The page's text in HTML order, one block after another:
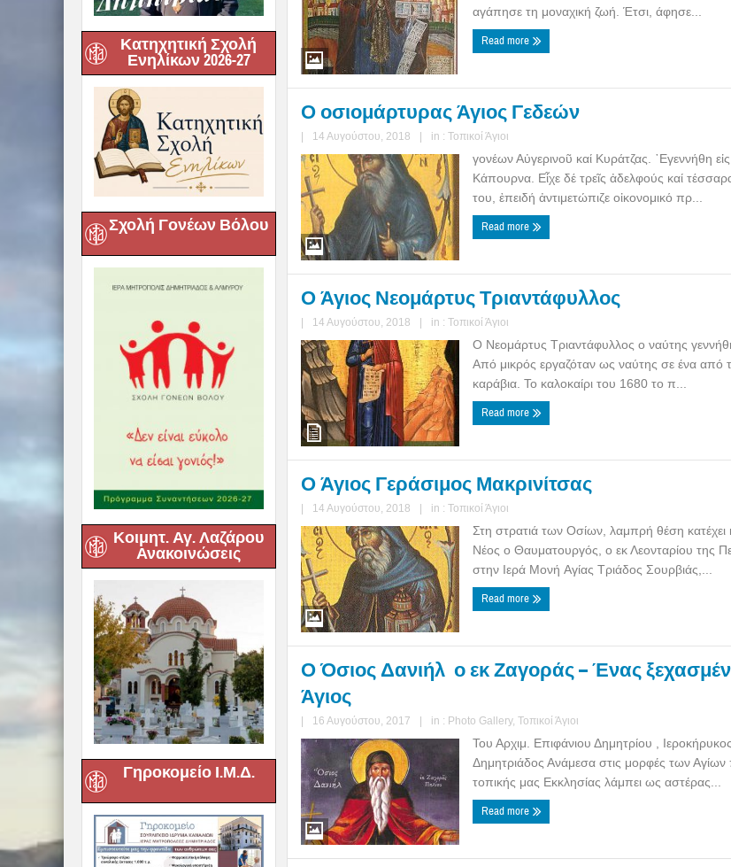
Κατηχητική Σχολή
Ενηλίκων 2026-27
Σχολή Γονέων Βόλου
Κοιμητ. Αγ. Λαζάρου
Ανακοινώσεις
Γηροκομείο Ι.Μ.Δ.
αγάπησε τη μοναχική ζωή. Έτσι, άφησε...
Read more
Ο οσιομάρτυρας Άγιος Γεδεών
14 Αυγούστου, 2018 in : Τοπικοί Άγιοι
γονέων Αὐγερινοῦ καί Κυράτζας. ᾿Εγεννήθη
Κάπουρνα. Εἶχε δέ τρεῖς ἀδελφούς καί
του, ἐπειδή ἀντιμετώπιζε οἰκονομικό πρ...
Read more
Ο Άγιος Νεομάρτυς Τριαντάφυλλος
14 Αυγούστου, 2018 in : Τοπικοί Άγιοι
Ο Νεομάρτυς Τριαντάφυλλος ο ναύτης
Από μικρός εργαζόταν ως ναύτης σε ένα από
καράβια. Το καλοκαίρι του 1680 το π...
Read more
Ο Άγιος Γεράσιμος Μακρινίτσας
14 Αυγούστου, 2018 in : Τοπικοί Άγιοι
Στη στρατιά των Οσίων, λαμπρή θέση κατέχει
Νέος ο Θαυματουργός, ο εκ Λεονταρίου της
στην Ιερά Μονή Aγίας Τριάδος Σουρβιάς,...
Read more
Ο Όσιος Δανιήλ ο εκ Ζαγοράς – Ένας
Άγιος
16 Αυγούστου, 2017 in : Photo Gallery, Τοπικοί Άγιοι
Του Αρχιμ. Επιφάνιου Δημητρίου ,
Δημητριάδος Ανάμεσα στις μορφές των
τοπικής μας Εκκλησίας λάμπει ως αστέρας...
Read more